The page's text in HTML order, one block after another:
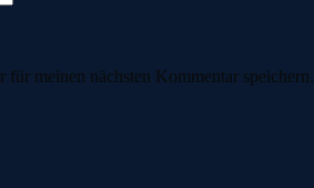
meinen nächsten Kommentar speichern.